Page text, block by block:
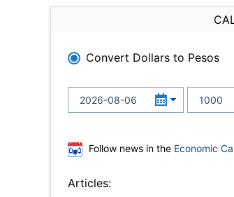
Convert Dollars to Pesos
Follow news in the Economic
Articles: